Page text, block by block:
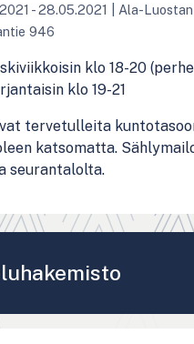
- 28.05.2021
Ala-
946
klo 18-20
klo 19-21
tervetulleita
katsomatta.
seurantalolta.